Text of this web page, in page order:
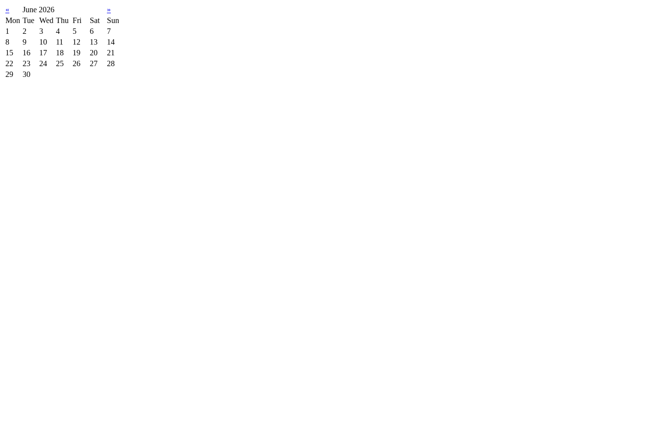
« June 2026
»
Mon Tue Wed Thu Fri Sat
Sun
1
2 3 4 5 6
7
8
9 10 11 12 13
14
15
16 17 18 19 20
21
22
23 24 25 26 27
28
29
30